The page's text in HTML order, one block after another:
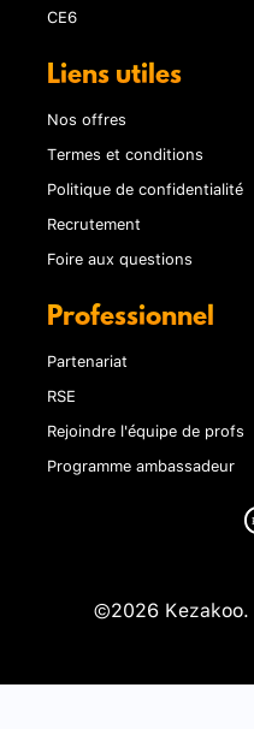
CE6
Liens utiles
Nos offres
Termes et conditions
Politique de confidentialité
Recrutement
Foire aux questions
Professionnel
Partenariat
RSE
Rejoindre l'équipe de profs
Programme ambassadeur
©2026 Kezakoo.